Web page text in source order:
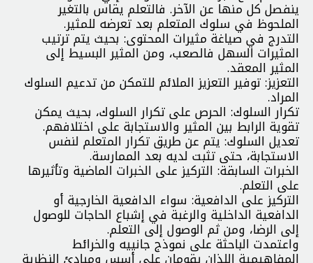
ينفصل كل منها عن الآخر. فالتعلم يقاس بالتغير
الملحوظ في سلوك المتعلم بعد تعرضه للمثير.
التدرج في صياغة مثيرات المحتوى: بحيث يتم ترتيب
المثيرات السهل فالصعب، ومن المثير البسيط إلى
المثير المعقد.
التعزيز: توفير التعزيز الملائم للتمكن من تدعيم السلوك
المراد.
تكرار السلوك: الحرص على تكرار السلوك، بحيث يمكن
تقوية الرابط بين المثير والاستجابة على اختلافهم.
تعديل السلوك: يتم عن طريق تكرار المتعلم لنفس
الاستجابة، حتى تثبت لديه بعد الممارسة.
الخبرات السابقة: التركيز على الخبرات الماضية وتأثيرها
على التعلم.
التركيز على الدافعية: سواء الدافعية الخارجية أو
الدافعية الداخلية والرغبة في إشباع الحاجات للوصول
إلى الرضا، ومن ثم الوصول إلى التعلم.
واعتمدت الباحثة على نموذج جانييه والخرائط
المفاهيمية اللذان يقومان على أسس ومبادئ النظرية